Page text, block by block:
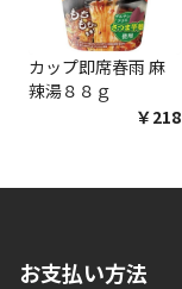
カップ即席春雨 麻
辣湯８８ｇ
￥218
お支払い方法